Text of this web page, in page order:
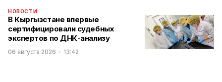
НОВОСТИ
В Кыргызстане впервые
сертифицировали судебных
экспертов по ДНК-анализу
06 августа 2026 13:42